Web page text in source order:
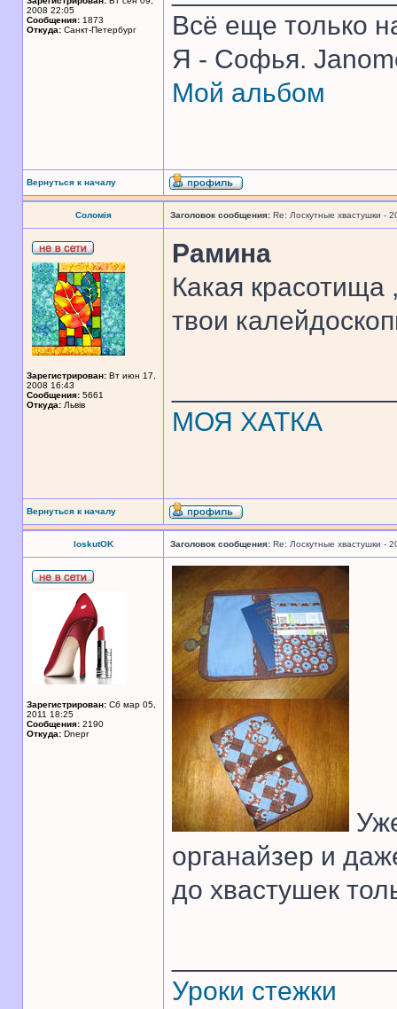
2008 22:05
Сообщения: 1873
Откуда: Санкт-Петербург
Всё еще только
Я - Софья.
Мой альбом
Вернуться к началу
Соломія Заголовок сообщения: Re: Лоскутные хвастушки -
Зарегистрирован: Вт июн 17,
2008 16:43
Сообщения: 5661
Откуда: Львів
Рамина
Какая
твои
МОЯ ХАТКА
Вернуться к началу
loskutOK Заголовок сообщения: Re: Лоскутные хвастушки -
Зарегистрирован: Сб мар 05,
2011 18:25
Сообщения: 2190
Откуда: Dnepr
органайзер и
до хвастушек
Уроки стежки